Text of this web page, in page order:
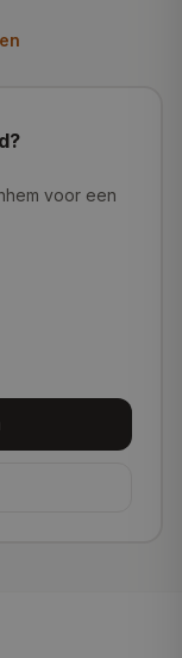
voor een